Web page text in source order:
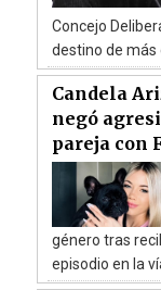
Concejo
destino de más
Candela
negó
pareja con
género tras
episodio en la